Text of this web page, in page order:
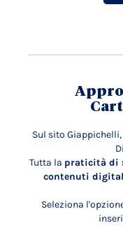
Sul sito
Tutta la praticità di
contenuti
Seleziona